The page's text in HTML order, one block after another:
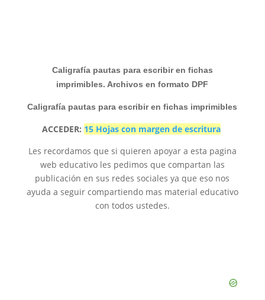
Caligrafía pautas para escribir en fichas
imprimibles. Archivos en formato DPF
Caligrafía pautas para escribir en fichas imprimibles
ACCEDER: 15 Hojas con margen de escritura
Les recordamos que si quieren apoyar a esta pagina
web educativo les pedimos que compartan las
publicación en sus redes sociales ya que eso nos
ayuda a seguir compartiendo mas material educativo
con todos ustedes.